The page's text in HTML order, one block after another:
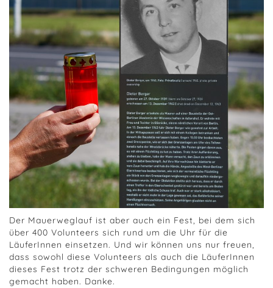
Der Mauerweglauf ist aber auch ein Fest, bei dem sich
über 400 Volunteers sich rund um die Uhr für die
LäuferInnen einsetzen. Und wir können uns nur freuen,
dass sowohl diese Volunteers als auch die LäuferInnen
dieses Fest trotz der schweren Bedingungen möglich
gemacht haben. Danke.